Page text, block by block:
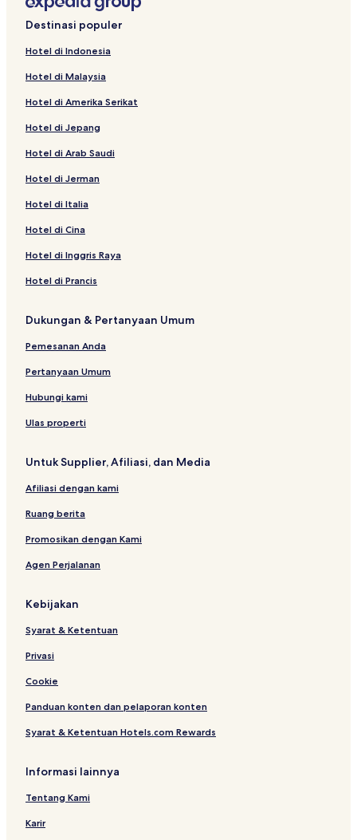
Destinasi populer
Hotel di Indonesia
Hotel di Malaysia
Hotel di Amerika Serikat
Hotel di Jepang
Hotel di Arab Saudi
Hotel di Jerman
Hotel di Italia
Hotel di Cina
Hotel di Inggris Raya
Hotel di Prancis
Dukungan & Pertanyaan Umum
Pemesanan Anda
Pertanyaan Umum
Hubungi kami
Ulas properti
Untuk Supplier, Afiliasi, dan Media
Afiliasi dengan kami
Ruang berita
Promosikan dengan Kami
Agen Perjalanan
Kebijakan
Syarat & Ketentuan
Privasi
Cookie
Panduan konten dan pelaporan konten
Syarat & Ketentuan Hotels.com Rewards
Informasi lainnya
Tentang Kami
Karir